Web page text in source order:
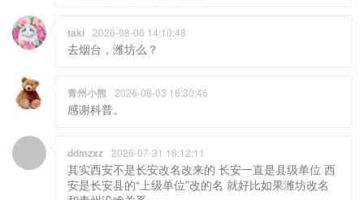
taki 2026-08-06 14:10:48
去烟台，潍坊么？
青州小熊 2026-08-03 18:30:46
感谢科普。
ddmzxz 2026-07-31 16:12:11
其实西安不是长安改名改来的 长安一直是县级单位 西
安是长安县的“上级单位”改的名 就好比如果潍坊改名